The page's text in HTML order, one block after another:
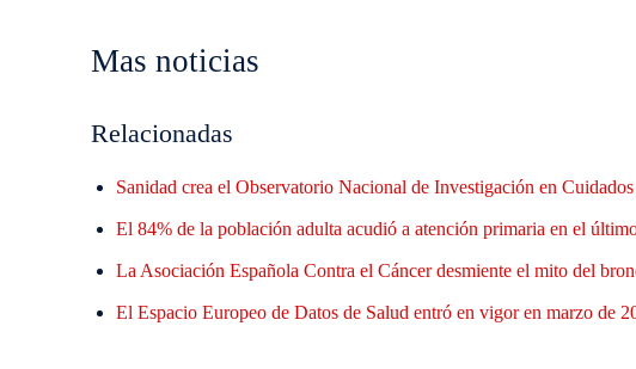
Mas noticias
Relacionadas
Sanidad crea el Observatorio Nacional de Investigación en
El 84% de la población adulta acudió a atención primaria en el
La Asociación Española Contra el Cáncer desmiente el mito del
El Espacio Europeo de Datos de Salud entró en vigor en marzo de